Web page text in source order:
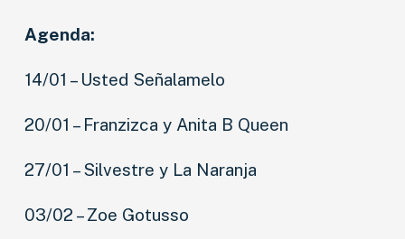
Agenda:
14/01 – Usted Señalamelo
20/01 – Franzizca y Anita B Queen
27/01 – Silvestre y La Naranja
03/02 – Zoe Gotusso